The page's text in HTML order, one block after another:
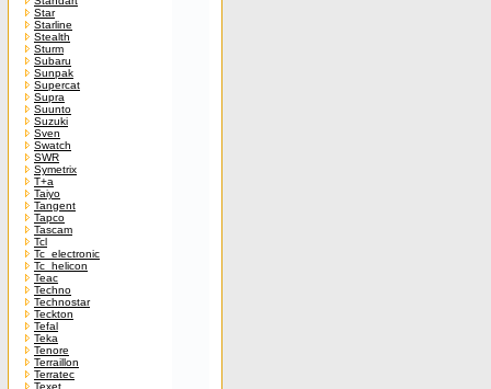
Star
Starline
Stealth
Sturm
Subaru
Sunpak
Supercat
Supra
Suunto
Suzuki
Sven
Swatch
SWR
Symetrix
T+a
Taiyo
Tangent
Tapco
Tascam
Tcl
Tc_electronic
Tc_helicon
Teac
Techno
Technostar
Teckton
Tefal
Teka
Tenore
Terraillon
Terratec
Texet